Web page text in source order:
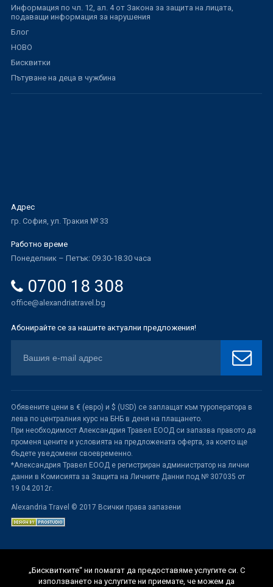
Информация по чл. 12, ал. 4 от Закона за защита на лицата,
подаващи информация за нарушения
Блог
НОВО
Бисквитки
Пътуване на деца в чужбина
Адрес
гр. София, ул. Тракия № 33
Работно време
Понеделник – Петък: 09.30-18.30 часа
0700 18 308
office@alexandriatravel.bg
Абонирайте се за нашите актуални предложения!
Обявените цени в € (евро) и $ (USD) се заплащат към туроператора в
лева по централния курс на БНБ в деня на плащането.
При необходимост Александрия Травел ЕООД си запазва правото да
променя цените и условията на предложената оферта, за което ще
бъдете уведомени своевременно.
*Александрия Травел ЕООД е регистриран администратор на лични
данни в Комисията за Защита на Личните Данни под № 307035 от
19.04.2012г.
Alexandria Travel © 2017 Всички права запазени
„Бисквитките“ ни помагат да предоставяме услугите си. С
използването на услугите ни приемате, че можем да